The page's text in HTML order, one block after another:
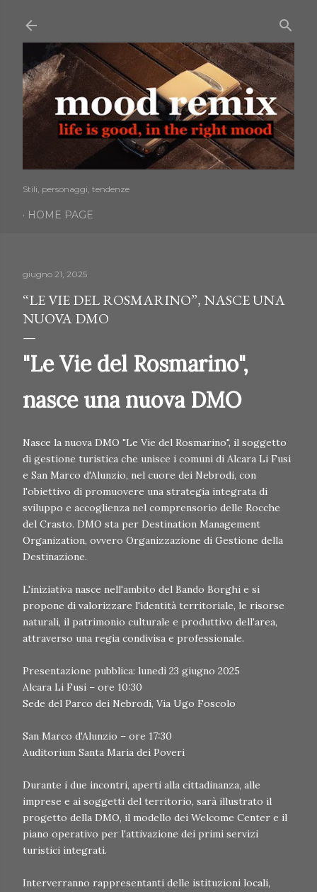
Stili, personaggi, tendenze
HOME PAGE
giugno 21, 2025
“LE VIE DEL ROSMARINO”, NASCE UNA
NUOVA DMO
"Le Vie del Rosmarino",
nasce una nuova DMO
Nasce la nuova DMO "Le Vie del Rosmarino", il soggetto
di gestione turistica che unisce i comuni di Alcara Li Fusi
e San Marco d'Alunzio, nel cuore dei Nebrodi, con
l'obiettivo di promuovere una strategia integrata di
sviluppo e accoglienza nel comprensorio delle Rocche
del Crasto. DMO sta per Destination Management
Organization, ovvero Organizzazione di Gestione della
Destinazione.
L'iniziativa nasce nell'ambito del Bando Borghi e si
propone di valorizzare l'identità territoriale, le risorse
naturali, il patrimonio culturale e produttivo dell'area,
attraverso una regia condivisa e professionale.
Presentazione pubblica: lunedì 23 giugno 2025
Alcara Li Fusi – ore 10:30
Sede del Parco dei Nebrodi, Via Ugo Foscolo
San Marco d'Alunzio – ore 17:30
Auditorium Santa Maria dei Poveri
Durante i due incontri, aperti alla cittadinanza, alle
imprese e ai soggetti del territorio, sarà illustrato il
progetto della DMO, il modello dei Welcome Center e il
piano operativo per l'attivazione dei primi servizi
turistici integrati.
Interverranno rappresentanti delle istituzioni locali,